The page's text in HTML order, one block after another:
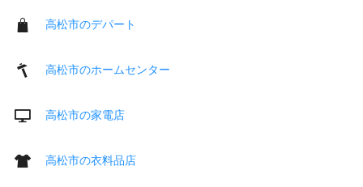
高松市のデパート
高松市のホームセンター
高松市の家電店
高松市の衣料品店